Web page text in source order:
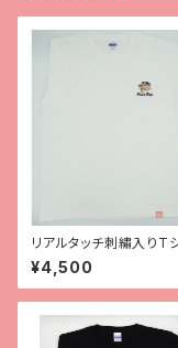
リアルタッチ刺繡入りT
【レオパ（スーパーマック
ー）】
¥4,500